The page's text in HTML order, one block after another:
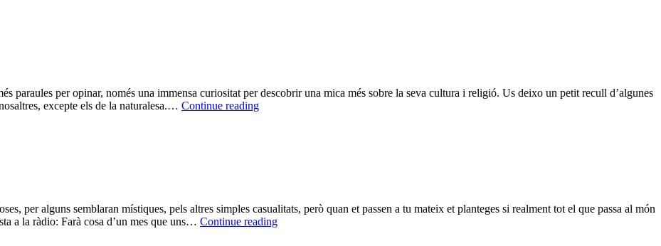
paraules per opinar, només una immensa curiositat per descobrir una mica més sobre la seva cultura i religió. Us deixo un petit recull d’algunes
excepte els de la naturalesa.… Continue readingLa
per alguns semblaran místiques, pels altres simples casualitats, però quan et passen a tu mateix et planteges si realment tot el que passa al món
a la ràdio: Farà cosa d’un mes que uns… Continue readingEl